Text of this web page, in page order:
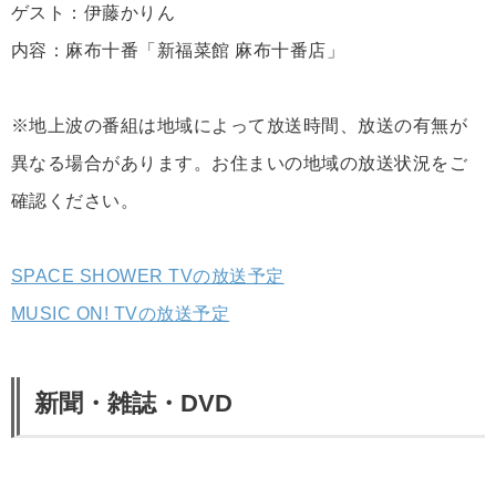
ゲスト：伊藤かりん
内容：麻布十番「新福菜館 麻布十番店」
※地上波の番組は地域によって放送時間、放送の有無が
異なる場合があります。お住まいの地域の放送状況をご
確認ください。
SPACE SHOWER TVの放送予定
MUSIC ON! TVの放送予定
新聞・雑誌・DVD